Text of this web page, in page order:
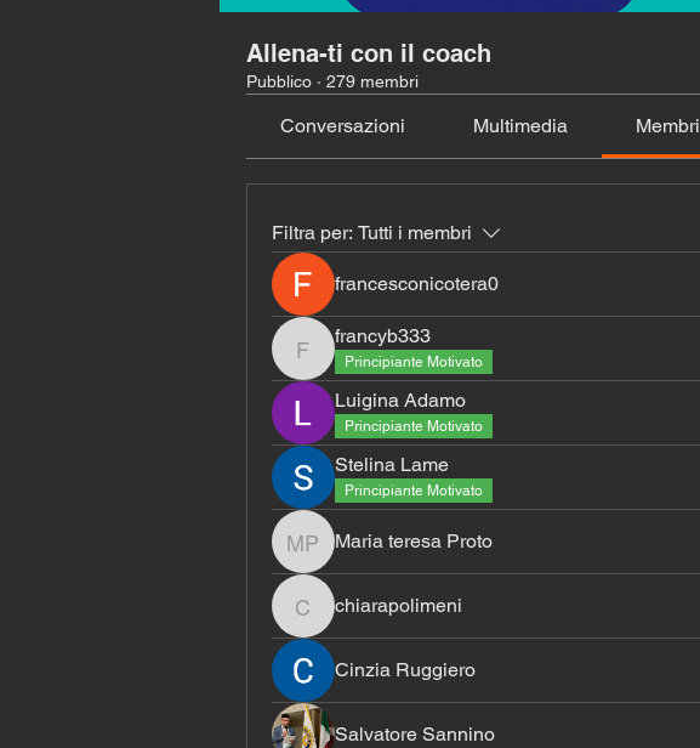
Allena-ti con il coach
Pubblico · 279 membri
Conversazioni Multimedia Membri
Filtra per: Tutti i membri
francesconicotera0
francyb333
francyb333
Principiante Motivato
Luigina Adamo
Principiante Motivato
Stelina Lame
Principiante Motivato
Maria teresa Proto
Maria teresa Proto
chiarapolimeni
chiarapolimeni
Cinzia Ruggiero
Salvatore Sannino